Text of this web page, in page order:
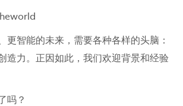
更智能的未来，需要各种各样的头脑：
造力。正因如此，我们欢迎背景和经验
吗？